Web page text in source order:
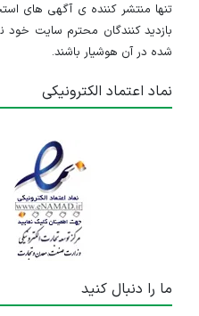
تنها منتشر کننده ی آگهی های
بازدید کنندگان محترم سایت
شده در آن هوشیار باشند.
نماد اعتماد الکترونیکی
ما را دنبال کنید